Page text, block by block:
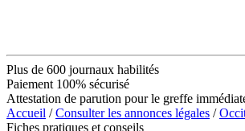
Plus de 600 journaux habilités
Paiement 100% sécurisé
Attestation de parution pour le greffe
Accueil /Consulter les annonces légales /
Fiches pratiques et conseils